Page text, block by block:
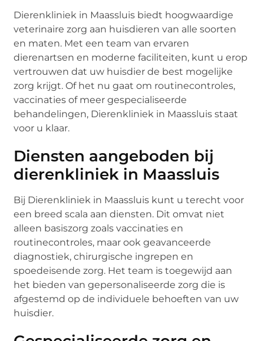
Dierenkliniek in Maassluis biedt hoogwaardige
veterinaire zorg aan huisdieren van alle soorten
en maten. Met een team van ervaren
dierenartsen en moderne faciliteiten, kunt u erop
vertrouwen dat uw huisdier de best mogelijke
zorg krijgt. Of het nu gaat om routinecontroles,
vaccinaties of meer gespecialiseerde
behandelingen, Dierenkliniek in Maassluis staat
voor u klaar.
Diensten aangeboden bij
dierenkliniek in Maassluis
Bij Dierenkliniek in Maassluis kunt u terecht voor
een breed scala aan diensten. Dit omvat niet
alleen basiszorg zoals vaccinaties en
routinecontroles, maar ook geavanceerde
diagnostiek, chirurgische ingrepen en
spoedeisende zorg. Het team is toegewijd aan
het bieden van gepersonaliseerde zorg die is
afgestemd op de individuele behoeften van uw
huisdier.